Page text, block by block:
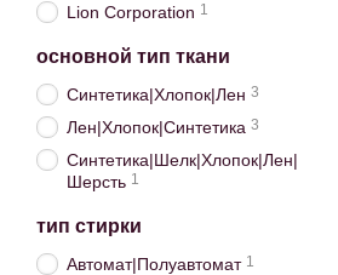
Lion Corporation 1
основной тип ткани
Синтетика|Хлопок|Лен 3
Лен|Хлопок|Синтетика 3
Синтетика|Шелк|Хлопок|Лен|
Шерсть 1
тип стирки
Автомат|Полуавтомат 1